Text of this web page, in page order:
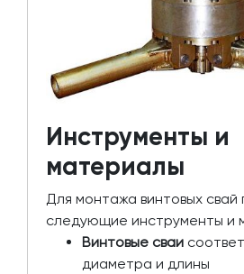
Инструменты и
материалы
Для монтажа винтовых
следующие инструменты и
Винтовые сваи
диаметра и длины